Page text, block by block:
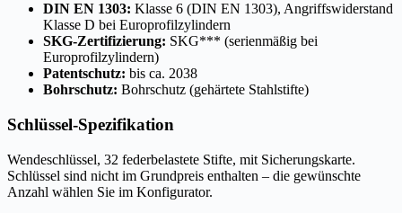
DIN EN 1303: Klasse 6 (DIN EN 1303), Angriffswiderstand
Klasse D bei Europrofilzylindern
SKG-Zertifizierung: SKG*** (serienmäßig bei
Europrofilzylindern)
Patentschutz: bis ca. 2038
Bohrschutz: Bohrschutz (gehärtete Stahlstifte)
Schlüssel-Spezifikation
Wendeschlüssel, 32 federbelastete Stifte, mit Sicherungskarte.
Schlüssel sind nicht im Grundpreis enthalten – die gewünschte
Anzahl wählen Sie im Konfigurator.